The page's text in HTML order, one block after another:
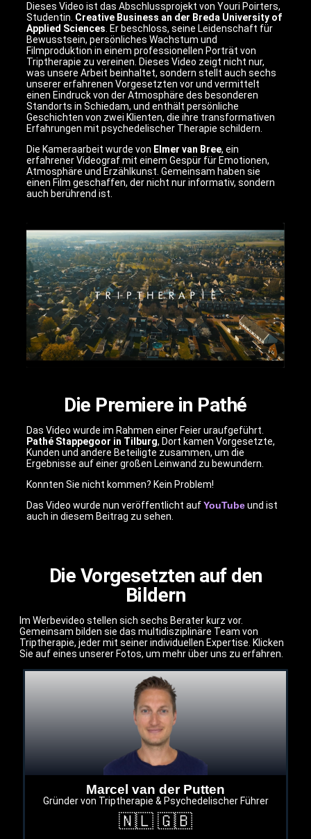
Dieses Video ist das Abschlussprojekt von Youri Poirters,
Studentin. Creative Business an der Breda University of
Applied Sciences . Er beschloss, seine Leidenschaft für
Bewusstsein, persönliches Wachstum und
Filmproduktion in einem professionellen Porträt von
Triptherapie zu vereinen. Dieses Video zeigt nicht nur,
was unsere Arbeit beinhaltet, sondern stellt auch sechs
unserer erfahrenen Vorgesetzten vor und vermittelt
einen Eindruck von der Atmosphäre des besonderen
Standorts in Schiedam, und enthält persönliche
Geschichten von zwei Klienten, die ihre transformativen
Erfahrungen mit psychedelischer Therapie schildern.
Die Kameraarbeit wurde von Elmer van Bree, ein
erfahrener Videograf mit einem Gespür für Emotionen,
Atmosphäre und Erzählkunst. Gemeinsam haben sie
einen Film geschaffen, der nicht nur informativ, sondern
auch berührend ist.
Die Premiere in Pathé
Das Video wurde im Rahmen einer Feier uraufgeführt.
Pathé Stappegoor in Tilburg, Dort kamen Vorgesetzte,
Kunden und andere Beteiligte zusammen, um die
Ergebnisse auf einer großen Leinwand zu bewundern.
Konnten Sie nicht kommen? Kein Problem!
Das Video wurde nun veröffentlicht aufYouTubeund ist
auch in diesem Beitrag zu sehen.
Die Vorgesetzten auf den
Bildern
Im Werbevideo stellen sich sechs Berater kurz vor.
Gemeinsam bilden sie das multidisziplinäre Team von
Triptherapie, jeder mit seiner individuellen Expertise. Klicken
Sie auf eines unserer Fotos, um mehr über uns zu erfahren.
Marcel van der Putten
Gründer von Triptherapie & Psychedelischer Führer
🇳🇱 🇬🇧